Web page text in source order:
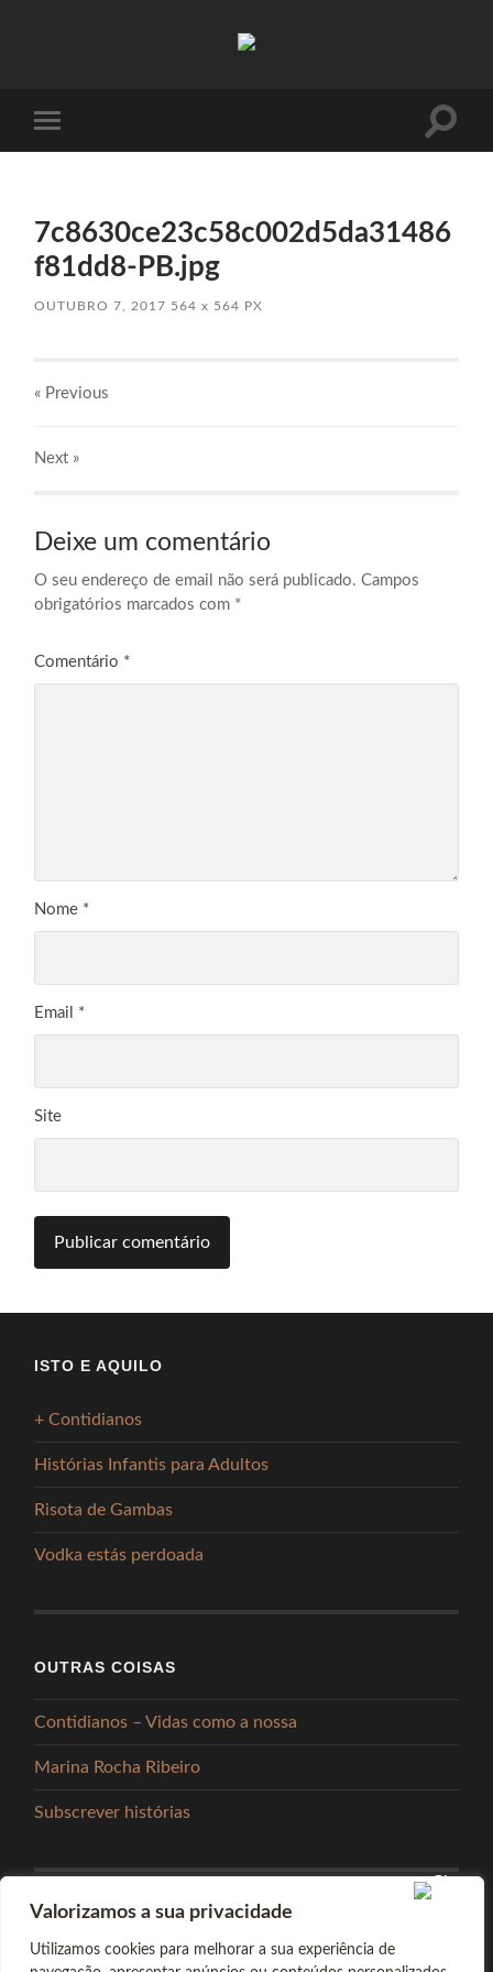
Valorizamos a sua privacidade
Utilizamos cookies para melhorar a sua experiência de
mobile
Toggle
7c8630ce23c58c002d5da31486
f81dd8-PB.jpg
OUTUBRO 7, 2017 564x 564 PX
« Previous
Next »
Deixe um comentário
O seu endereço de email não será publicado. Campos
obrigatórios marcados com *
Comentário *
Nome *
Email *
Site
ISTO E AQUILO
+ Contidianos
Histórias Infantis para Adultos
Risota de Gambas
Vodka estás perdoada
OUTRAS COISAS
Contidianos – Vidas como a nossa
Marina Rocha Ribeiro
Subscrever histórias